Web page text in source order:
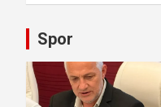
Spor